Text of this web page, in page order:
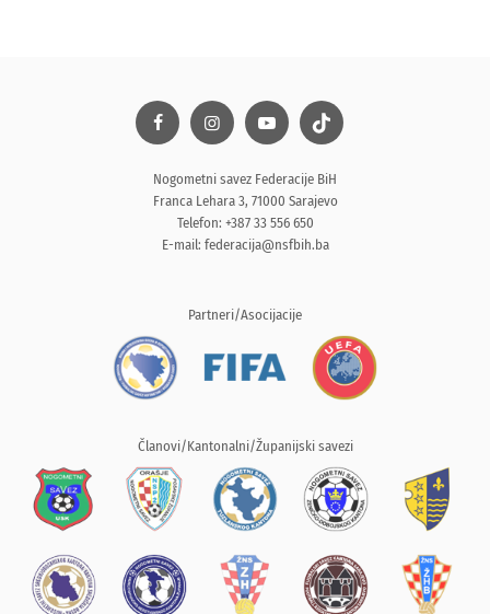
Nogometni savez Federacije BiH
Franca Lehara 3, 71000 Sarajevo
Telefon: +387 33 556 650
E-mail: federacija@nsfbih.ba
Partneri/Asocijacije
Članovi/Kantonalni/Županijski savezi